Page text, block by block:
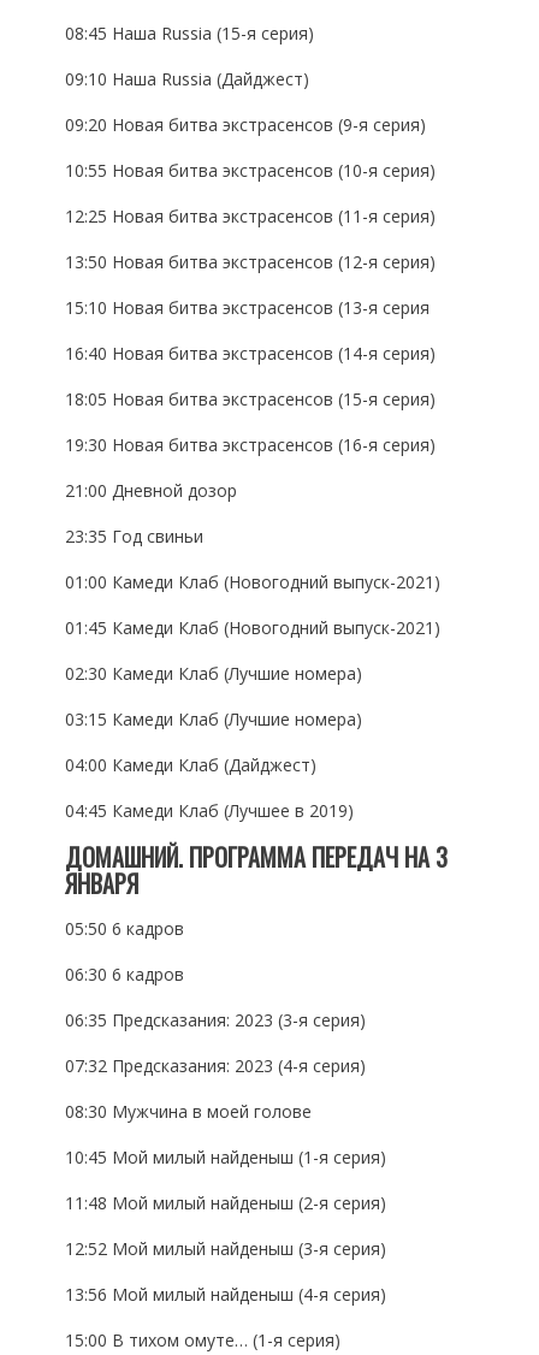
08:45 Наша Russia (15-я серия)
09:10 Наша Russia (Дайджест)
09:20 Новая битва экстрасенсов (9-я серия)
10:55 Новая битва экстрасенсов (10-я серия)
12:25 Новая битва экстрасенсов (11-я серия)
13:50 Новая битва экстрасенсов (12-я серия)
15:10 Новая битва экстрасенсов (13-я серия
16:40 Новая битва экстрасенсов (14-я серия)
18:05 Новая битва экстрасенсов (15-я серия)
19:30 Новая битва экстрасенсов (16-я серия)
21:00 Дневной дозор
23:35 Год свиньи
01:00 Камеди Клаб (Новогодний выпуск-2021)
01:45 Камеди Клаб (Новогодний выпуск-2021)
02:30 Камеди Клаб (Лучшие номера)
03:15 Камеди Клаб (Лучшие номера)
04:00 Камеди Клаб (Дайджест)
04:45 Камеди Клаб (Лучшее в 2019)
ДОМАШНИЙ. ПРОГРАММА ПЕРЕДАЧ НА 3
ЯНВАРЯ
05:50 6 кадров
06:30 6 кадров
06:35 Предсказания: 2023 (3-я серия)
07:32 Предсказания: 2023 (4-я серия)
08:30 Мужчина в моей голове
10:45 Мой милый найденыш (1-я серия)
11:48 Мой милый найденыш (2-я серия)
12:52 Мой милый найденыш (3-я серия)
13:56 Мой милый найденыш (4-я серия)
15:00 В тихом омуте… (1-я серия)